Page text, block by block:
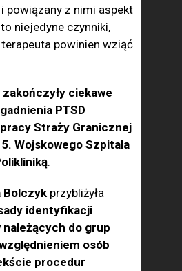
powiązany z nimi aspekt
niejedyne czynniki,
powinien wziąć
ciekawe
PTSD
Straży Granicznej
Wojskowego Szpitala
.
Bolczyk przybliżyła
identyfikacji
do grup
osób
procedur